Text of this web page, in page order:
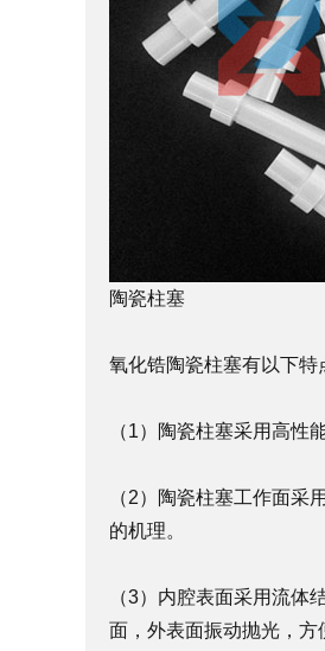
陶瓷柱塞
氧化锆陶瓷柱塞有以下特
（1）陶瓷柱塞采用高性
（2）陶瓷柱塞工作面
的机理。
（3）内腔表面采用流
面，外表面振动抛光，方